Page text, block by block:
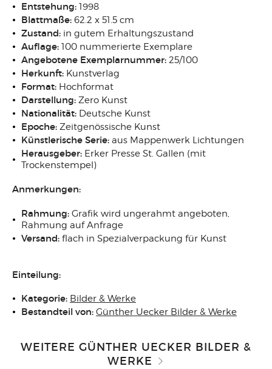
Entstehung: 1998
Blattmaße: 62.2 x 51.5 cm
Zustand: in gutem Erhaltungszustand
Auflage: 100 nummerierte Exemplare
Angebotene Exemplarnummer: 25/100
Herkunft: Kunstverlag
Format: Hochformat
Darstellung: Zero Kunst
Nationalität: Deutsche Kunst
Epoche: Zeitgenössische Kunst
Künstlerische Serie: aus Mappenwerk Lichtungen
Herausgeber: Erker Presse St. Gallen (mit
Trockenstempel)
Anmerkungen:
Rahmung: Grafik wird ungerahmt angeboten,
Rahmung auf Anfrage
Versand: flach in Spezialverpackung für Kunst
Einteilung:
Kategorie: Bilder & Werke
Bestandteil von: Günther Uecker Bilder & Werke
WEITERE GÜNTHER UECKER BILDER &
WERKE